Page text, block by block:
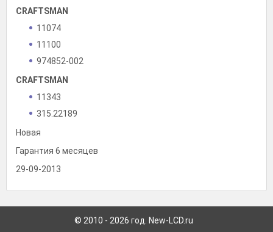
CRAFTSMAN
11074
11100
974852-002
CRAFTSMAN
11343
315.22189
Новая
Гарантия 6 месяцев
29-09-2013
© 2010 - 2026 год. New-LCD.ru